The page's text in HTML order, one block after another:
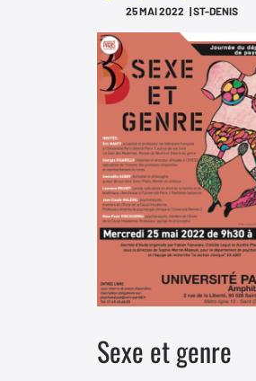
25 MAI 2022 | ST-DENIS
Sexe et genre